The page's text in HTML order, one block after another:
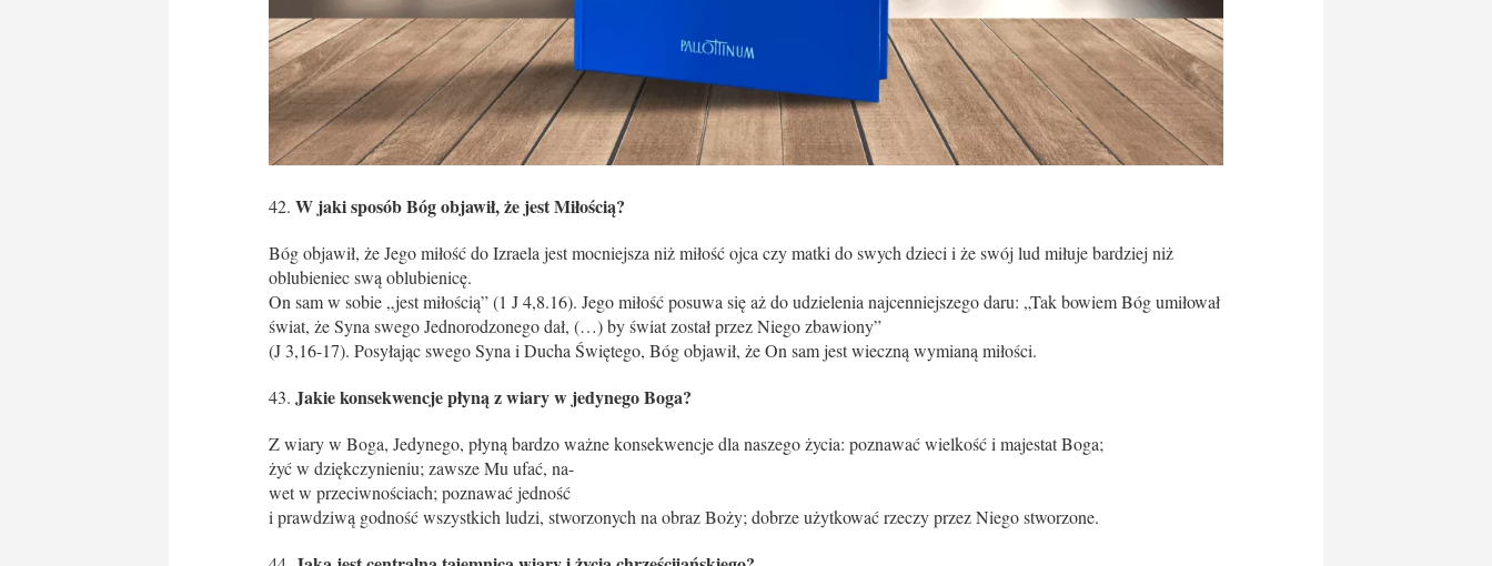
W jaki sposób Bóg objawił, że jest Miłością?
Bóg objawił, że Jego miłość do Izraela jest mocniejsza niż miłość ojca czy matki do swych dzieci i że swój lud miłuje bardziej niż
oblubieniec swą oblubienicę.
On sam w sobie „jest miłością” (1 J 4,8.16). Jego miłość posuwa się aż do udzielenia najcenniejszego daru: „Tak bowiem Bóg umiłował
świat, że Syna swego Jednorodzonego dał, (…) by świat został przez Niego zbawiony”
(J 3,16-17). Posyłając swego Syna i Ducha Świętego, Bóg objawił, że On sam jest wieczną wymianą miłości.
Jakie konsekwencje płyną z wiary w jedynego Boga?
Z wiary w Boga, Jedynego, płyną bardzo ważne konsekwencje dla naszego życia: poznawać wielkość i majestat Boga;
żyć w dziękczynieniu; zawsze Mu ufać, na-
wet w przeciwnościach; poznawać jedność
i prawdziwą godność wszystkich ludzi, stworzonych na obraz Boży; dobrze użytkować rzeczy przez Niego stworzone.